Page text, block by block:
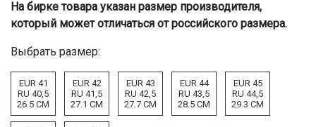
На бирке товара указан размер производителя,
который может отличаться от российского размера.
Выбрать размер:
EUR 41
RU 40,5
26.5 CM
EUR 42
RU 41,5
27.1 CM
EUR 43
RU 42,5
27.7 CM
EUR 44
RU 43,5
28.5 CM
EUR 45
RU 44,5
29.3 CM